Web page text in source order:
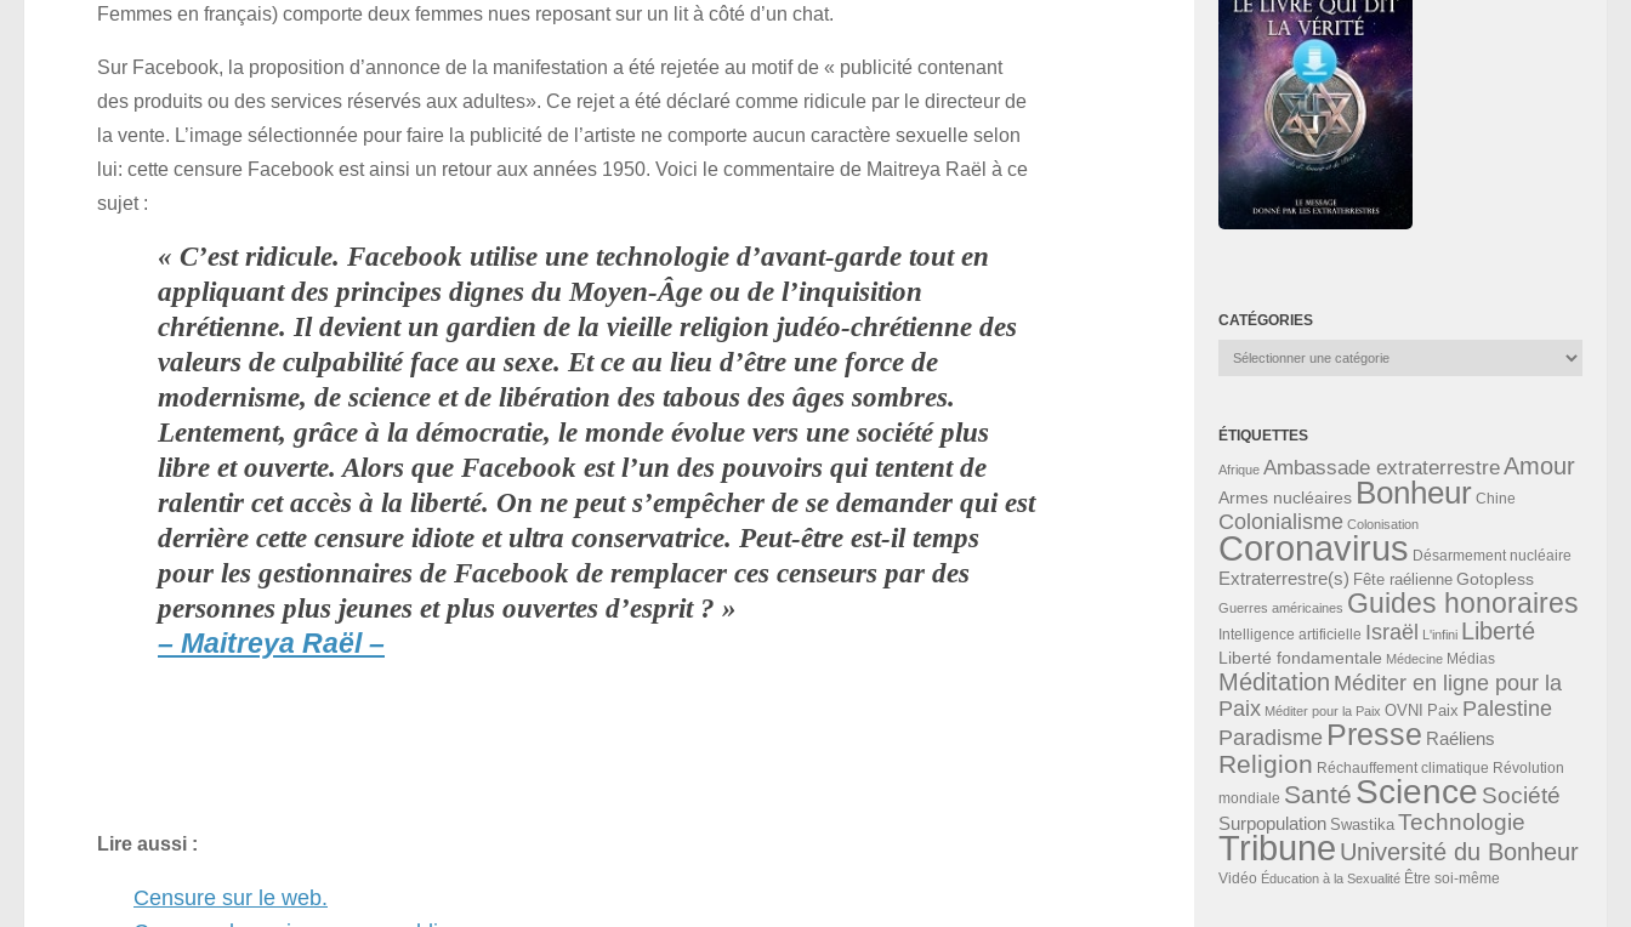
Femmes en français) comporte deux femmes nues reposant sur un lit à côté d’un chat.
Sur Facebook, la proposition d’annonce de la manifestation a été rejetée au motif de « publicité contenant
des produits ou des services réservés aux adultes». Ce rejet a été déclaré comme ridicule par le directeur de
la vente. L’image sélectionnée pour faire la publicité de l’artiste ne comporte aucun caractère sexuelle selon
lui: cette censure Facebook est ainsi un retour aux années 1950. Voici le commentaire de Maitreya Raël à ce
sujet :
« C’est ridicule. Facebook utilise une technologie d’avant-garde tout en
appliquant des principes dignes du Moyen-Âge ou de l’inquisition
chrétienne. Il devient un gardien de la vieille religion judéo-chrétienne des
valeurs de culpabilité face au sexe. Et ce au lieu d’être une force de
modernisme, de science et de libération des tabous des âges sombres.
Lentement, grâce à la démocratie, le monde évolue vers une société plus
libre et ouverte. Alors que Facebook est l’un des pouvoirs qui tentent de
ralentir cet accès à la liberté. On ne peut s’empêcher de se demander qui est
derrière cette censure idiote et ultra conservatrice. Peut-être est-il temps
pour les gestionnaires de Facebook de remplacer ces censeurs par des
personnes plus jeunes et plus ouvertes d’esprit ? »
– Maitreya Raël –
Lire aussi :
Censure sur le web.
CATÉGORIES
Catégories
ÉTIQUETTES
Afrique Ambassade extraterrestreAmour
Armes nucléaires Bonheur Chine
Colonialisme Colonisation
Coronavirus Désarmement nucléaire
Extraterrestre(s) Fête raélienne Gotopless
Guerres américaines Guides honoraires
Intelligence artificielle Israël L'infini Liberté
Liberté fondamentale Médecine Médias
Méditation Méditer en ligne pour la
Paix Méditer pour la Paix OVNI Paix Palestine
Paradisme Presse Raéliens
Religion Réchauffement climatique Révolution
mondiale Santé Science Société
Surpopulation Swastika Technologie
Tribune Université du Bonheur
Vidéo Éducation à la Sexualité Être soi-même